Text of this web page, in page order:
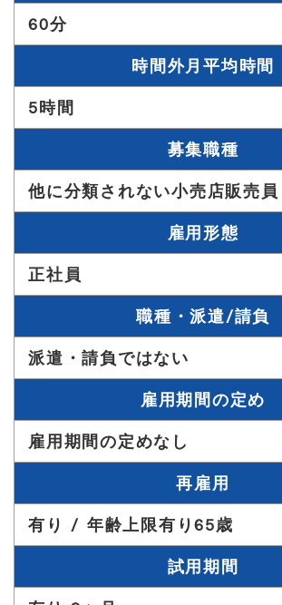
60分
時間外月平均時間
5時間
募集職種
他に分類されない小売店販売員
雇用形態
正社員
職種・派遣/請負
派遣・請負ではない
雇用期間の定め
雇用期間の定めなし
再雇用
有り / 年齢上限有り65歳
試用期間